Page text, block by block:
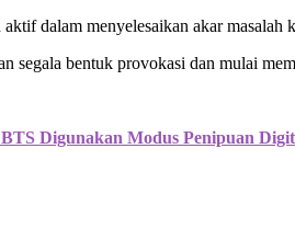
dalam menyelesaikan akar
bentuk provokasi dan mulai
Digunakan Modus Penipuan